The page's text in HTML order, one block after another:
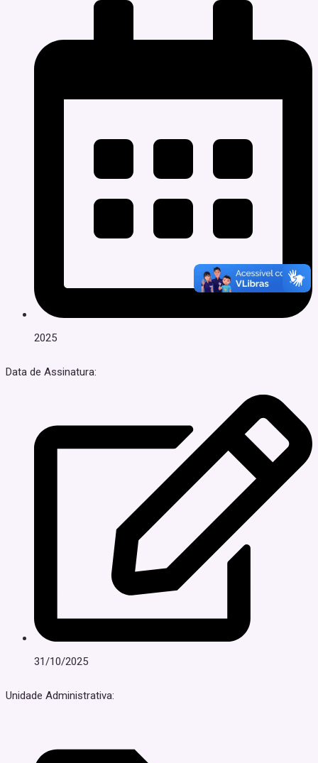
2025
Data de Assinatura:
31/10/2025
Unidade Administrativa: